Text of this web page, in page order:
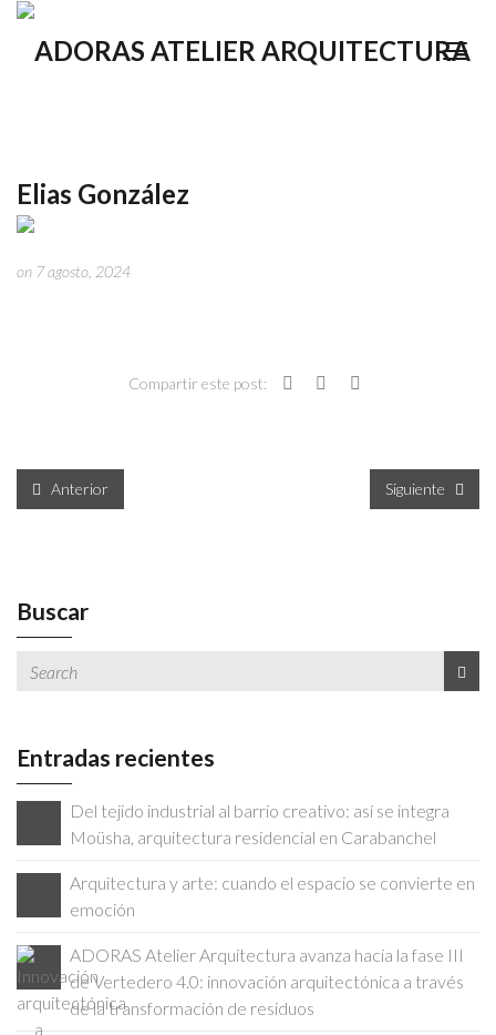
Elias González
on 7 agosto, 2024
Compartir este post:
Anterior Siguiente
Buscar
Entradas recientes
Del tejido industrial al barrio creativo: así se integra
Moüsha, arquitectura residencial en Carabanchel
Arquitectura y arte: cuando el espacio se convierte en
emoción
ADORAS Atelier Arquitectura avanza hacia la fase III
de Vertedero 4.0: innovación arquitectónica a través
de la transformación de residuos